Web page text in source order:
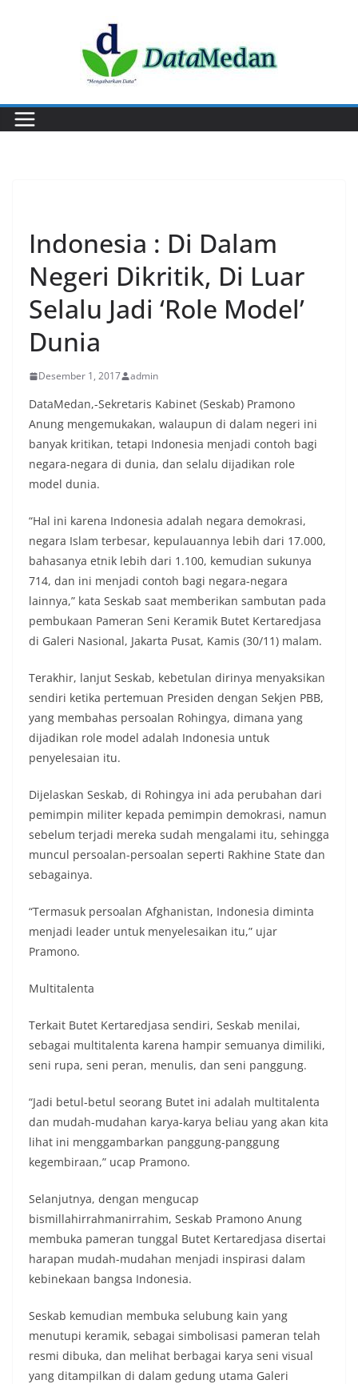
Indonesia : Di Dalam
Negeri Dikritik, Di Luar
Selalu Jadi ‘Role Model’
Dunia
Desember 1, 2017 admin
DataMedan,-Sekretaris Kabinet (Seskab) Pramono
Anung mengemukakan, walaupun di dalam negeri ini
banyak kritikan, tetapi Indonesia menjadi contoh bagi
negara-negara di dunia, dan selalu dijadikan role
model dunia.
“Hal ini karena Indonesia adalah negara demokrasi,
negara Islam terbesar, kepulauannya lebih dari 17.000,
bahasanya etnik lebih dari 1.100, kemudian sukunya
714, dan ini menjadi contoh bagi negara-negara
lainnya,” kata Seskab saat memberikan sambutan pada
pembukaan Pameran Seni Keramik Butet Kertaredjasa
di Galeri Nasional, Jakarta Pusat, Kamis (30/11) malam.
Terakhir, lanjut Seskab, kebetulan dirinya menyaksikan
sendiri ketika pertemuan Presiden dengan Sekjen PBB,
yang membahas persoalan Rohingya, dimana yang
dijadikan role model adalah Indonesia untuk
penyelesaian itu.
Dijelaskan Seskab, di Rohingya ini ada perubahan dari
pemimpin militer kepada pemimpin demokrasi, namun
sebelum terjadi mereka sudah mengalami itu, sehingga
muncul persoalan-persoalan seperti Rakhine State dan
sebagainya.
“Termasuk persoalan Afghanistan, Indonesia diminta
menjadi leader untuk menyelesaikan itu,” ujar
Pramono.
Multitalenta
Terkait Butet Kertaredjasa sendiri, Seskab menilai,
sebagai multitalenta karena hampir semuanya dimiliki,
seni rupa, seni peran, menulis, dan seni panggung.
“Jadi betul-betul seorang Butet ini adalah multitalenta
dan mudah-mudahan karya-karya beliau yang akan kita
lihat ini menggambarkan panggung-panggung
kegembiraan,” ucap Pramono.
Selanjutnya, dengan mengucap
bismillahirrahmanirrahim, Seskab Pramono Anung
membuka pameran tunggal Butet Kertaredjasa disertai
harapan mudah-mudahan menjadi inspirasi dalam
kebinekaan bangsa Indonesia.
Seskab kemudian membuka selubung kain yang
menutupi keramik, sebagai simbolisasi pameran telah
resmi dibuka, dan melihat berbagai karya seni visual
yang ditampilkan di dalam gedung utama Galeri